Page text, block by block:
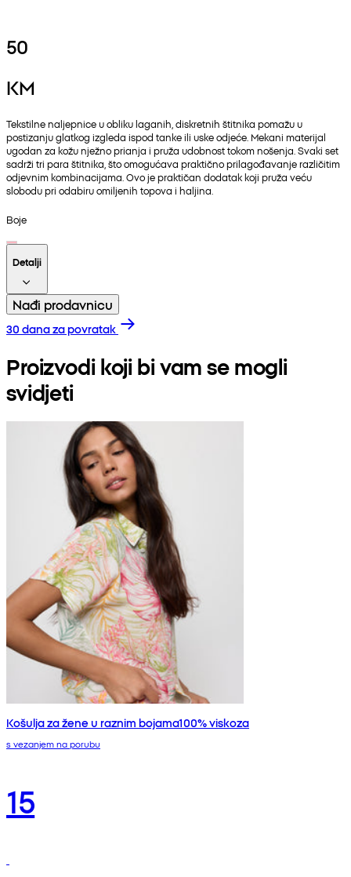
50
KM
Tekstilne naljepnice u obliku laganih, diskretnih štitnika pomažu u
postizanju glatkog izgleda ispod tanke ili uske odjeće. Mekani materijal
ugodan za kožu nježno prianja i pruža udobnost tokom nošenja. Svaki set
sadrži tri para štitnika, što omogućava praktično prilagođavanje različitim
odjevnim kombinacijama. Ovo je praktičan dodatak koji pruža veću
slobodu pri odabiru omiljenih topova i haljina.
Boje
Detalji
Nađi prodavnicu
30 dana za povratak
Proizvodi koji bi vam se mogli
svidjeti
Košulja za žene u raznim bojama100% viskoza
s vezanjem na porubu
15